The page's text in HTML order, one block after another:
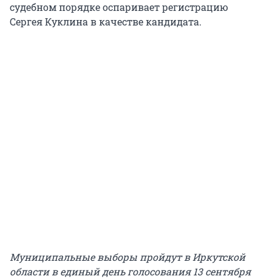
судебном порядке оспаривает регистрацию
Сергея Куклина в качестве кандидата.
Муниципальные выборы пройдут в Иркутской
области в единый день голосования 13 сентября